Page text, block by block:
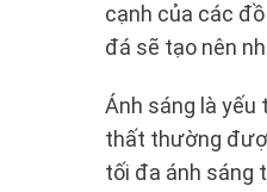
cạnh của các
đá sẽ tạo nên
Ánh sáng là
thất thường
tối đa ánh sáng